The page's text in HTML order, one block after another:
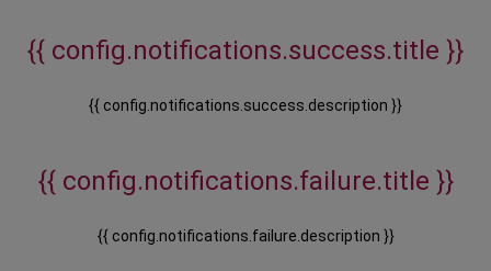
{{ config.notifications.success.title }}
{{ config.notifications.success.description }}
{{ config.notifications.failure.title }}
{{ config.notifications.failure.description }}